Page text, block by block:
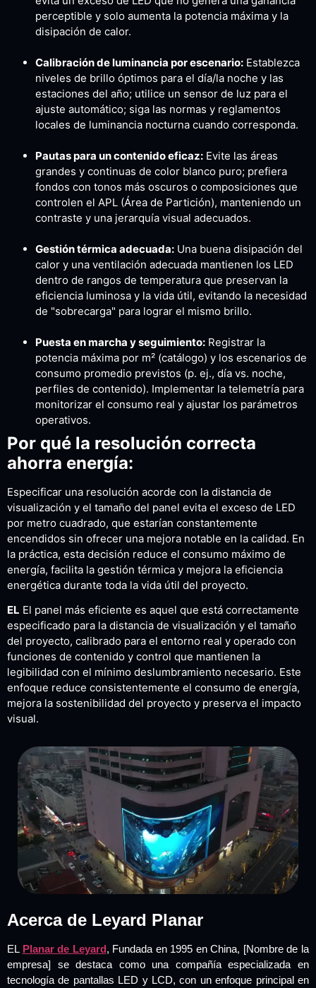
perceptible y solo aumenta la potencia máxima y la
disipación de calor.
Calibración de luminancia por escenario: Establezca
niveles de brillo óptimos para el día/la noche y las
estaciones del año; utilice un sensor de luz para el
ajuste automático; siga las normas y reglamentos
locales de luminancia nocturna cuando corresponda.
Pautas para un contenido eficaz: Evite las áreas
grandes y continuas de color blanco puro; prefiera
fondos con tonos más oscuros o composiciones que
controlen el APL (Área de Partición), manteniendo un
contraste y una jerarquía visual adecuados.
Gestión térmica adecuada: Una buena disipación del
calor y una ventilación adecuada mantienen los LED
dentro de rangos de temperatura que preservan la
eficiencia luminosa y la vida útil, evitando la necesidad
de "sobrecarga" para lograr el mismo brillo.
Puesta en marcha y seguimiento: Registrar la
potencia máxima por m² (catálogo) y los escenarios de
consumo promedio previstos (p. ej., día vs. noche,
perfiles de contenido). Implementar la telemetría para
monitorizar el consumo real y ajustar los parámetros
operativos.
Por qué la resolución correcta
ahorra energía:
Especificar una resolución acorde con la distancia de
visualización y el tamaño del panel evita el exceso de LED
por metro cuadrado, que estarían constantemente
encendidos sin ofrecer una mejora notable en la calidad. En
la práctica, esta decisión reduce el consumo máximo de
energía, facilita la gestión térmica y mejora la eficiencia
energética durante toda la vida útil del proyecto.
EL El panel más eficiente es aquel que está correctamente
especificado para la distancia de visualización y el tamaño
del proyecto, calibrado para el entorno real y operado con
funciones de contenido y control que mantienen la
legibilidad con el mínimo deslumbramiento necesario. Este
enfoque reduce consistentemente el consumo de energía,
mejora la sostenibilidad del proyecto y preserva el impacto
visual.
Acerca de Leyard Planar
EL Planar de Leyard, Fundada en 1995 en China, [Nombre de la
empresa] se destaca como una compañía especializada en
tecnología de pantallas LED y LCD, con un enfoque principal en